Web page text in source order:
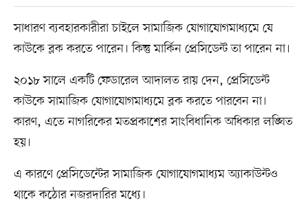
সাধারণ ব্যবহারকারীরা চাইলে সামাজিক যোগাযোগমাধ্যমে যে
কাউকে ব্লক করতে পারেন। কিন্তু মার্কিন প্রেসিডেন্ট তা পারেন না।
২০১৮ সালে একটি ফেডারেল আদালত রায় দেন, প্রেসিডেন্ট
কাউকে সামাজিক যোগাযোগমাধ্যমে ব্লক করতে পারবেন না।
কারণ, এতে নাগরিকের মতপ্রকাশের সাংবিধানিক অধিকার লঙ্ঘিত
হয়।
এ কারণে প্রেসিডেন্টের সামাজিক যোগাযোগমাধ্যম অ্যাকাউন্টও
থাকে কঠোর নজরদারির মধ্যে।